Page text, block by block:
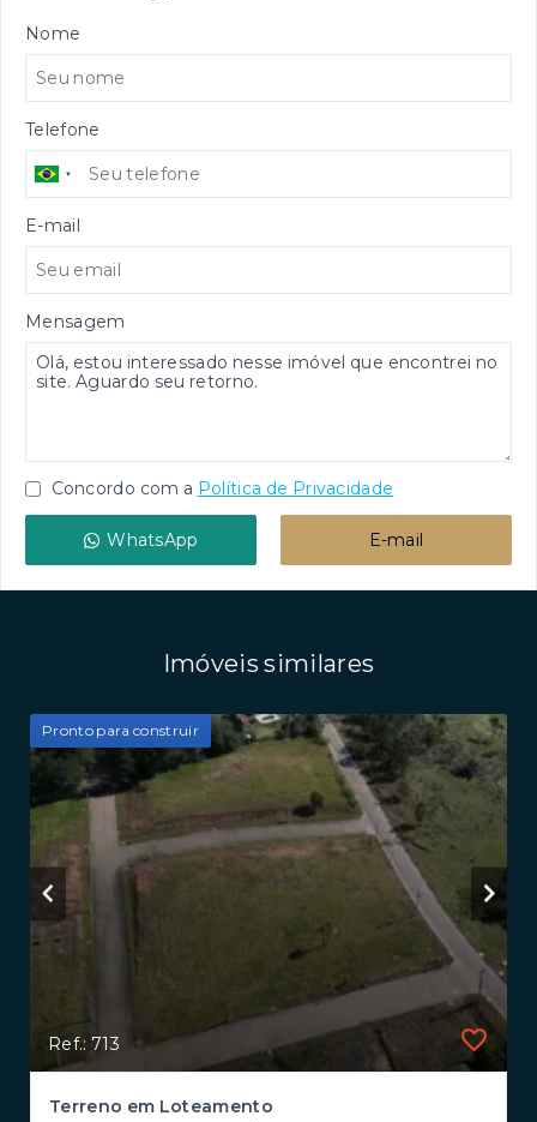
Nome
Telefone
E-mail
Mensagem
Concordo com a Política de Privacidade
WhatsApp E-mail
Imóveis similares
Pronto para construir
Ref.: 713
Terreno em Loteamento